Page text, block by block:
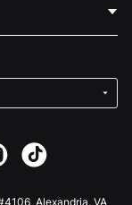
Alexandria, VA